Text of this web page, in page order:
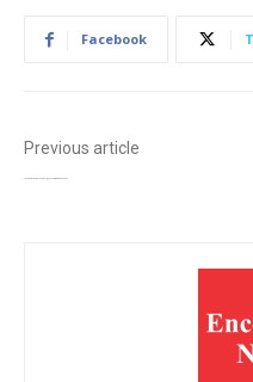
Facebook
Previous article